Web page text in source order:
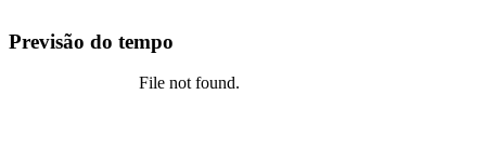
Previsão do tempo